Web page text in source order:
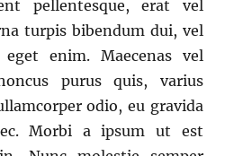
pellentesque, erat vel
turpis bibendum dui, vel
enim. Maecenas vel
purus quis, varius
odio, eu gravida
Morbi a ipsum ut est